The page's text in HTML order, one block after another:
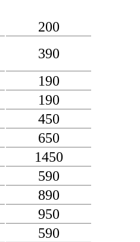
200
390
190
190
450
650
1450
590
890
950
590